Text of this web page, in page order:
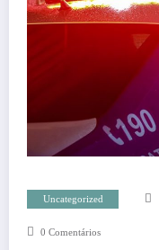
Uncategorized
0 Comentários